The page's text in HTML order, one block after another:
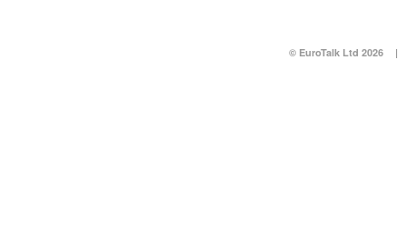
© EuroTalk Ltd 2026 |